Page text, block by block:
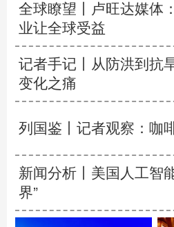
全球瞭望丨卢旺达媒体
业让全球受益
记者手记丨从防洪到抗
变化之痛
列国鉴丨记者观察：咖
新闻分析丨美国人工智
界”